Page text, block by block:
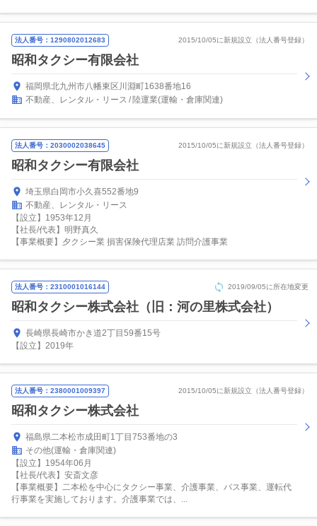
法人番号：1290802012683 2015/10/05に新規設立（法人番号登録）
昭和タクシー有限会社
福岡県北九州市八幡東区川淵町1638番地16
不動産、レンタル・リース
陸運業(運輸・倉庫関連)
法人番号：2030002038645 2015/10/05に新規設立（法人番号登録）
昭和タクシー有限会社
埼玉県白岡市小久喜552番地9
不動産、レンタル・リース
【設立】1953年12月
【社長/代表】明野真久
【事業概要】夕クシー業 損害保険代理店業 訪問介護事業
法人番号：2310001016144 2019/09/05に所在地変更
昭和タクシー株式会社（旧：河の里株式会社）
長崎県長崎市かき道2丁目59番15号
【設立】2019年
法人番号：2380001009397 2015/10/05に新規設立（法人番号登録）
昭和タクシー株式会社
福島県二本松市成田町1丁目753番地の3
その他(運輸・倉庫関連)
【設立】1954年06月
【社長/代表】安斎文彦
【事業概要】二本松を中心にタクシー事業、介護事業、バス事業、運転代
行事業を実施しております。介護事業では、...